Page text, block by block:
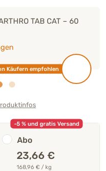
TAB CAT – 60
Käufern empfohlen
-5 % und gratis Versand
Abo
23,66 €
168,96 € / kg